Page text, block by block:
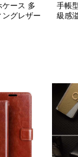
ケース 多
グレザー
手帳
級感